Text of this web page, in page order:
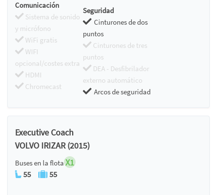
Comunicación
Sistema de sonido
y micrófono
WiFi gratis
WIFI
opcional/costes extra
HDMI
Chromecast
Seguridad
Cinturones de dos
puntos
Cinturones de tres
puntos
DEA - Desfibrilador
externo automático
Arcos de seguridad
Executive Coach
VOLVO IRIZAR (2015)
Buses en la flota X1
55 55